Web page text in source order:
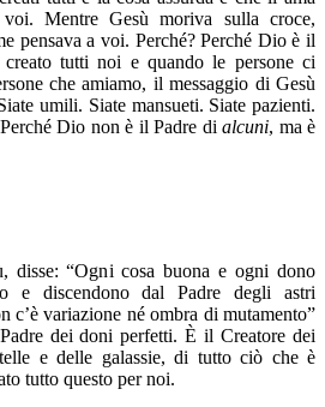
Mentre Gesù moriva sulla croce,
pensava a voi. Perché? Perché Dio è il
tutti noi e quando le persone ci
che amiamo, il messaggio di Gesù
umili. Siate mansueti. Siate pazienti.
Dio non è il Padre di alcuni, ma è
disse: “Ogni cosa buona e ogni dono
e discendono dal Padre degli astri
c’è variazione né ombra di mutamento”
dei doni perfetti. È il Creatore dei
e delle galassie, di tutto ciò che è
tutto questo per noi.